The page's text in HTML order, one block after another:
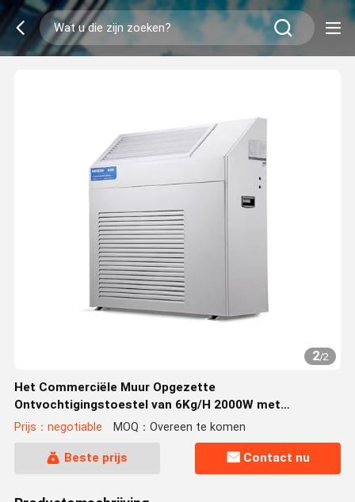
2/2
Het Commerciële Muur Opgezette
Ontvochtigingstoestel van 6Kg/H 2000W met
Configuratiescherm
Prijs：negotiable MOQ：Overeen te komen
Beste prijs Contact nu